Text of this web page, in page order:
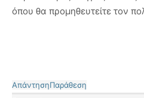
όπου θα προμηθευτείτε τον
ΑπάντησηΠαράθεση